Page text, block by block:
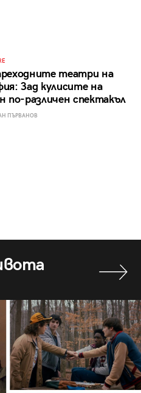
театри на
Зад кулисите на
по-различен спектакъл
ПЪРВАНОВ